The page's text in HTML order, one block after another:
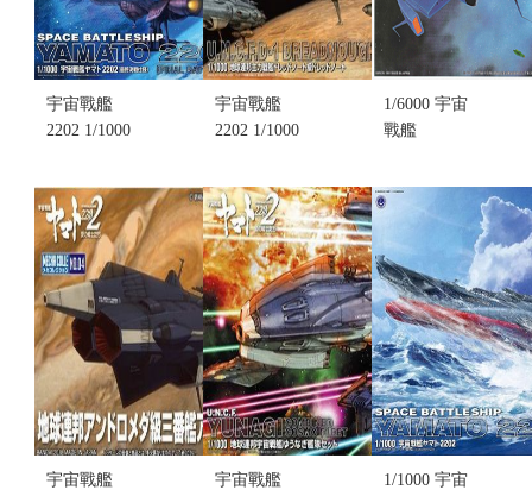
母艦 (不挑盒
況)
售價:1560
宇宙戰艦
2202 1/1000
決戰版(不挑
盒況)(售完缺
貨...
售價:0
宇宙戰艦
2202 1/1000
和號2202 地
球聯邦主力
戰艦
DREADNOUGHT
無畏級 (不挑
盒況)(售完缺
貨...
售價:0
1/6000 宇宙
戰艦
型DESLER
艦 (不挑盒
貨...
售價:0
宇宙戰艦
宇宙戰艦
1/1000 宇宙